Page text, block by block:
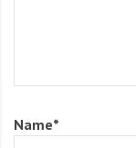
Name*